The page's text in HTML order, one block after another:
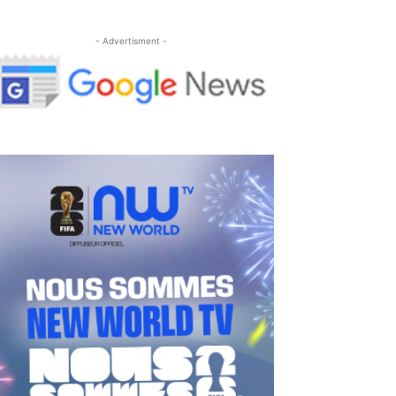
- Advertisment -